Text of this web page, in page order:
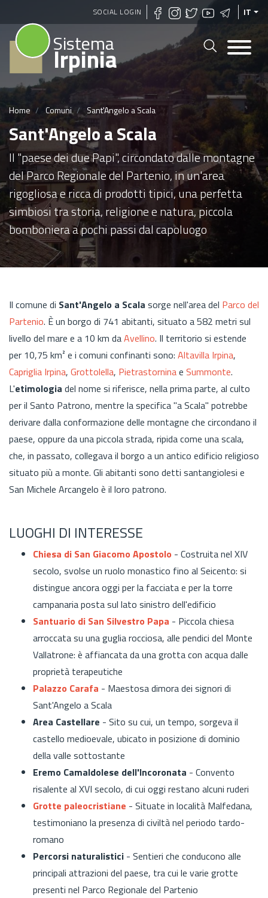
Salta
al
principale
SOCIAL LOGIN IT
Sistema
Irpinia
Home Comuni Sant'Angelo a Scala
Sant'Angelo a Scala
Il "paese dei due Papi", circondato dalle montagne
del Parco Regionale del Partenio, in un'area
rigogliosa e ricca di prodotti tipici, una perfetta
simbiosi tra storia, religione e natura, piccola
bomboniera a pochi passi dal capoluogo
Il comune di Sant'Angelo a Scala sorge nell'area del Parco del
Partenio. È un borgo di 741 abitanti, situato a 582 metri sul
livello del mare e a 10 km daAvellino. Il territorio si estende
per 10,75 km² e i comuni confinanti sono: Altavilla Irpina,
Capriglia Irpina, Grottolella, Pietrastorninae Summonte.
L'etimologia del nome si riferisce, nella prima parte, al culto
per il Santo Patrono, mentre la specifica "a Scala" potrebbe
derivare dalla conformazione delle montagne che circondano il
paese, oppure da una piccola strada, ripida come una scala,
che, in passato, collegava il borgo a un antico edificio religioso
situato più a monte. Gli abitanti sono detti santangiolesi e
San Michele Arcangelo è il loro patrono.
LUOGHI DI INTERESSE
Chiesa di San Giacomo Apostolo - Costruita nel XIV
secolo, svolse un ruolo monastico fino al Seicento: si
distingue ancora oggi per la facciata e per la torre
campanaria posta sul lato sinistro dell'edificio
Santuario di San Silvestro Papa - Piccola chiesa
arroccata su una guglia rocciosa, alle pendici del Monte
Vallatrone: è affiancata da una grotta con acqua dalle
proprietà terapeutiche
Palazzo Carafa - Maestosa dimora dei signori di
Sant'Angelo a Scala
Area Castellare - Sito su cui, un tempo, sorgeva il
castello medioevale, ubicato in posizione di dominio
della valle sottostante
Eremo Camaldolese dell'Incoronata - Convento
risalente al XVI secolo, di cui oggi restano alcuni ruderi
Grotte paleocristiane - Situate in località Malfedana,
testimoniano la presenza di civiltà nel periodo tardo-
romano
Percorsi naturalistici - Sentieri che conducono alle
principali attrazioni del paese, tra cui le varie grotte
presenti nel Parco Regionale del Partenio